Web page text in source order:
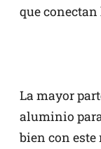
que
La mayor
aluminio
bien con